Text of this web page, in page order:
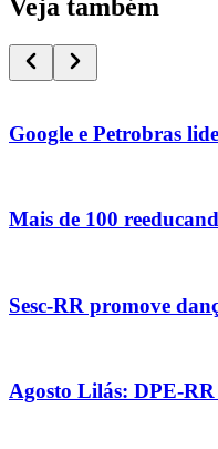
Veja também
Google e Petrobras
Mais de 100
Sesc-RR promove
Agosto Lilás: DPE-